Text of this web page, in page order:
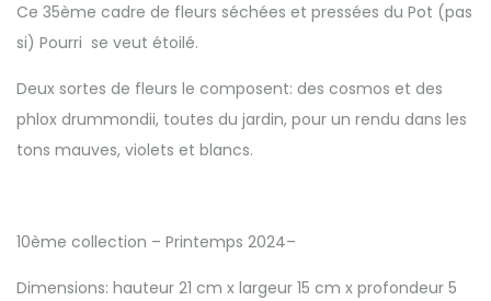
Ce 35ème cadre de fleurs séchées et pressées du Pot (pas
si) Pourri se veut étoilé.
Deux sortes de fleurs le composent: des cosmos et des
phlox drummondii, toutes du jardin, pour un rendu dans les
tons mauves, violets et blancs.
10ème collection – Printemps 2024–
Dimensions: hauteur 21 cm x largeur 15 cm x profondeur 5